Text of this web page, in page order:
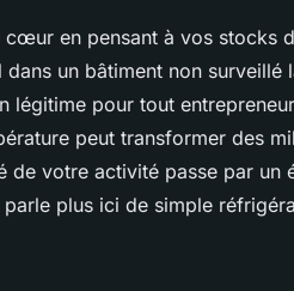
en pensant à vos stocks
un bâtiment non surveillé
légitime pour tout
peut transformer des
de votre activité passe par un
plus ici de simple